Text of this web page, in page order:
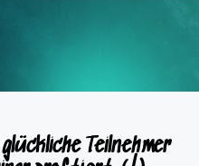
Teilnehmer